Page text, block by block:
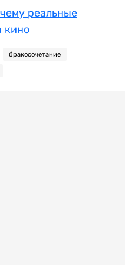
реальные
кино
бракосочетание